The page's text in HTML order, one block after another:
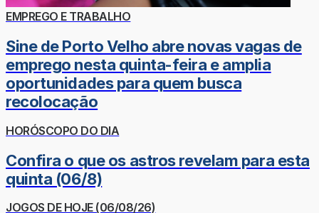
EMPREGO E TRABALHO
Sine de Porto Velho abre novas vagas de
emprego nesta quinta-feira e amplia
oportunidades para quem busca
recolocação
HORÓSCOPO DO DIA
Confira o que os astros revelam para esta
quinta (06/8)
JOGOS DE HOJE (06/08/26)